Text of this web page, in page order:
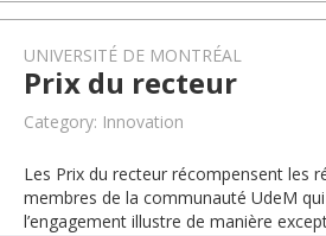
UNIVERSITÉ DE MONTRÉAL
Prix du recteur
Category: Innovation
Les Prix du recteur récompensent les
membres de la communauté UdeM
l’engagement illustre de manière